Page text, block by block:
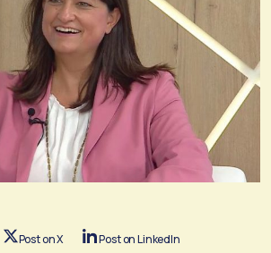
Post on X Post on LinkedIn